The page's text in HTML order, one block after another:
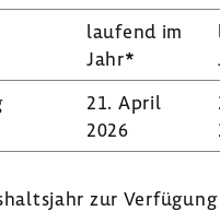
laufend im
Jahr*
21. April
2026
zur